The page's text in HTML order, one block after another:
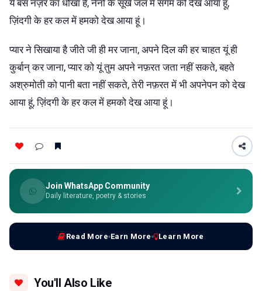
ये बस नज़र का धोखा है, नैनों के सूखे जल में संगम को देख आया हूं,
ज़िंदगी के हर कल में हमको देख आया हूं।
प्यार ने सिखाया है जीते जी ही मर जाना, अपने दिल की हर चाहत यूं ही
कुर्बान् कर जाना, प्यार को यूं तुम अपने नफ़रत जता नहीं सकते, बहते
अश्रुमोती को पानी बता नहीं सकते, तेरी नफ़रत में भी अपनेपन को देख
आया हूं, ज़िंदगी के हर कल में हमको देख आया हूं।
Join WhatsApp Community
Daily literature, poetry & stories
Read More Earn More Learn More
You'll Also Like